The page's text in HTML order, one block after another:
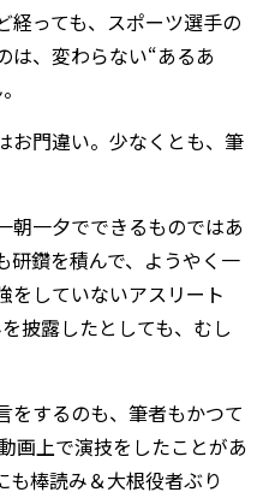
経っても、スポーツ選手の
は、変わらない“あるあ
お門違い。少なくとも、筆
朝一夕でできるものではあ
研鑽を積んで、ようやく一
をしていないアスリート
披露したとしても、むし
するのも、筆者もかつて
画上で演技をしたことがあ
も棒読み＆大根役者ぶり